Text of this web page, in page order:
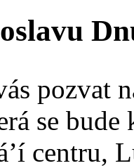
pozvat
se
centru,